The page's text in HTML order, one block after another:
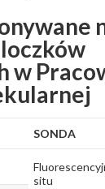
w
SONDA
situ